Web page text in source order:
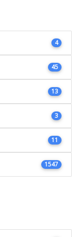
4
45
13
3
11
1547